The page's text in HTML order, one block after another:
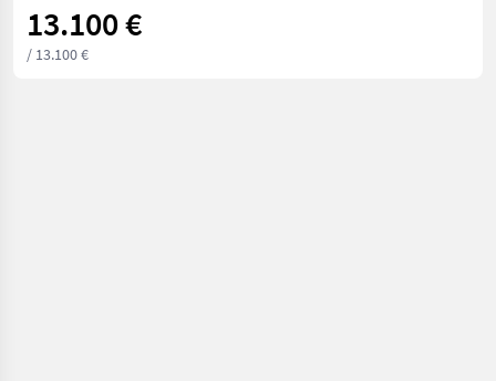
13.100 €
/ 13.100 €